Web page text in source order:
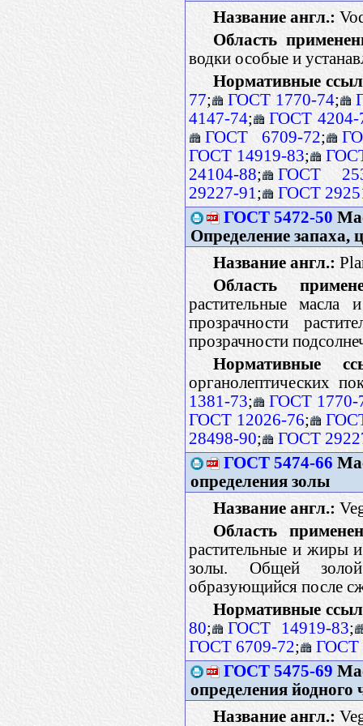
Название англ.:
Область
водки особые и
Нормативные
77; ГОСТ 1770-74;
4147-74;
ГОСТ 4204-
ГОСТ 6709-72;
ГОСТ 14919-83;
24104-88;
ГОСТ
29227-91 ;
ГОСТ
ГОСТ 5472-50
Определение запаха,
Название англ.:
Область
растительные масла
прозрачности
прозрачности
Нормативные
органолептических
1381-73;
ГОСТ 1770-
ГОСТ 12026-76;
28498-90;
ГОСТ
ГОСТ 5474-66
определения золы
Название англ.:
Область
растительные и жиры
золы. Общей золой
образующийся после
Нормативные
80; ГОСТ 14919-83;
ГОСТ 6709-72;
ГОСТ
ГОСТ 5475-69
определения йодного
Название англ.: